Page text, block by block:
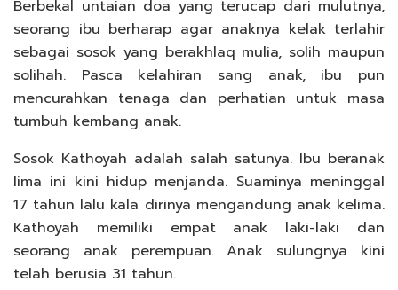
Berbekal untaian doa yang terucap dari mulutnya,
seorang ibu berharap agar anaknya kelak terlahir
sebagai sosok yang berakhlaq mulia, solih maupun
solihah. Pasca kelahiran sang anak, ibu pun
mencurahkan tenaga dan perhatian untuk masa
tumbuh kembang anak.
Sosok Kathoyah adalah salah satunya. Ibu beranak
lima ini kini hidup menjanda. Suaminya meninggal
17 tahun lalu kala dirinya mengandung anak kelima.
Kathoyah memiliki empat anak laki-laki dan
seorang anak perempuan. Anak sulungnya kini
telah berusia 31 tahun.